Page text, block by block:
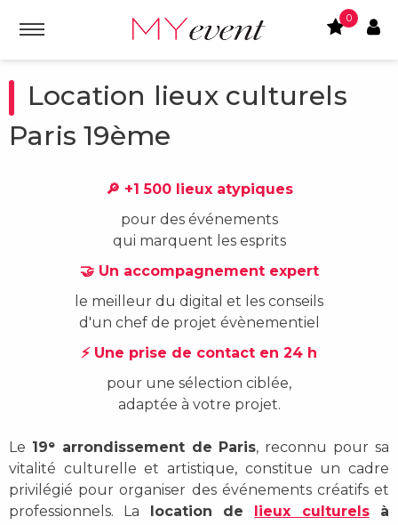
0
Location lieux culturels
Paris 19ème
🔎 +1 500 lieux atypiques
pour des événements
qui marquent les esprits
🤝 Un accompagnement expert
le meilleur du digital et les conseils
d'un chef de projet évènementiel
⚡ Une prise de contact en 24 h
pour une sélection ciblée,
adaptée à votre projet.
Le 19ᵉ arrondissement de Paris, reconnu pour sa
vitalité culturelle et artistique, constitue un cadre
privilégié pour organiser des événements créatifs et
professionnels. La location de lieux culturelsà